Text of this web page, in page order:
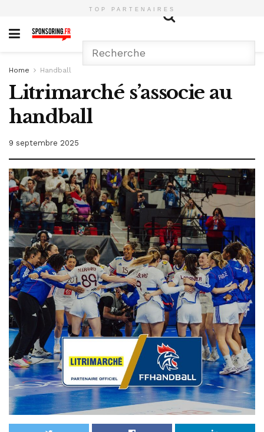
TOP PARTENAIRES
Home Handball
Litrimarché s’associe au
handball
9 septembre 2025